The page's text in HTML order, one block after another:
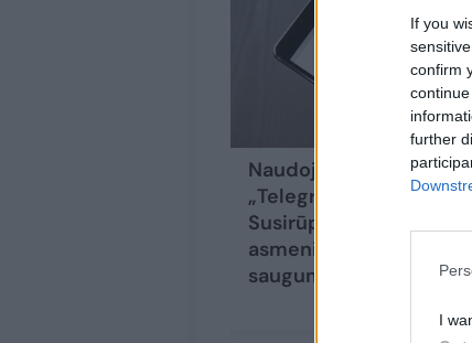
If you
confirm
further
I
Naudojatės
„Telegram“?
Susirūpinkite savo
asmeninių duomenų
saugumu